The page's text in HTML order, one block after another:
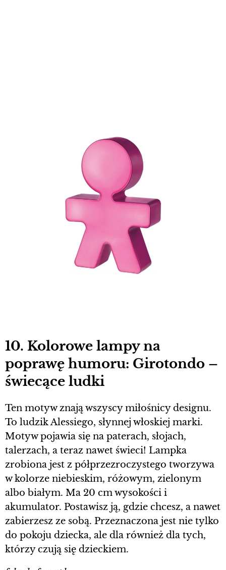
10. Kolorowe lampy na
poprawę humoru: Girotondo –
świecące ludki
Ten motyw znają wszyscy miłośnicy designu.
To ludzik Alessiego, słynnej włoskiej marki.
Motyw pojawia się na paterach, słojach,
talerzach, a teraz nawet świeci! Lampka
zrobiona jest z półprzezroczystego tworzywa
w kolorze niebieskim, różowym, zielonym
albo białym. Ma 20 cm wysokości i
akumulator. Postawisz ją, gdzie chcesz, a nawet
zabierzesz ze sobą. Przeznaczona jest nie tylko
do pokoju dziecka, ale dla również dla tych,
którzy czują się dzieckiem.